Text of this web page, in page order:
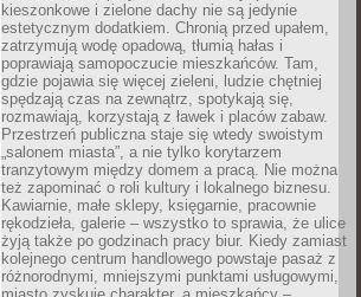
kieszonkowe i zielone dachy nie są jedynie
estetycznym dodatkiem. Chronią przed upałem,
zatrzymują wodę opadową, tłumią hałas i
poprawiają samopoczucie mieszkańców. Tam,
gdzie pojawia się więcej zieleni, ludzie chętniej
spędzają czas na zewnątrz, spotykają się,
rozmawiają, korzystają z ławek i placów zabaw.
Przestrzeń publiczna staje się wtedy swoistym
„salonem miasta”, a nie tylko korytarzem
tranzytowym między domem a pracą. Nie można
też zapominać o roli kultury i lokalnego biznesu.
Kawiarnie, małe sklepy, księgarnie, pracownie
rękodzieła, galerie – wszystko to sprawia, że ulice
żyją także po godzinach pracy biur. Kiedy zamiast
kolejnego centrum handlowego powstaje pasaż z
różnorodnymi, mniejszymi punktami usługowymi,